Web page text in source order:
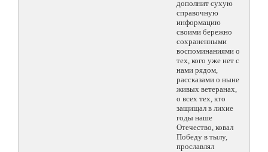
дополнит сухую
справочную
информацию
своими бережно
сохраненными
воспоминаниями о
тех, кого уже нет с
нами рядом,
рассказами о ныне
живых ветеранах,
о всех тех, кто
защищал в лихие
годы наше
Отечество, ковал
Победу в тылу,
прославлял